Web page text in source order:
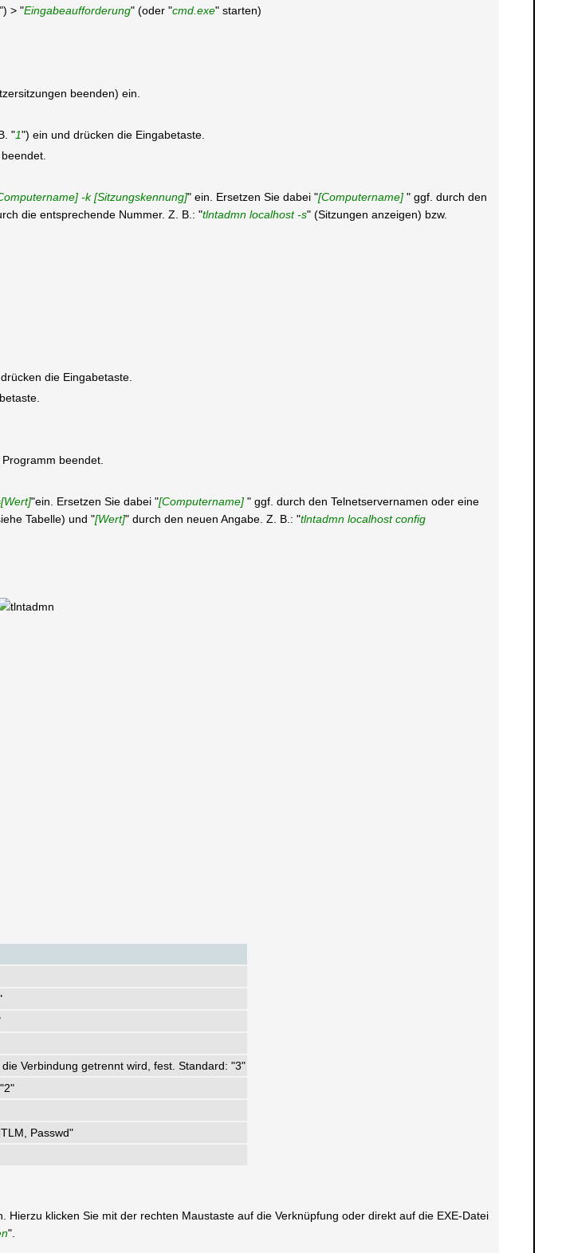
") > "Eingabeaufforderung" (oder "cmd.exe" starten)
beenden) ein.
"1") ein und drücken die Eingabetaste.
-k [Sitzungskennung]" ein. Ersetzen Sie dabei "[Computername] " ggf. durch den
die entsprechende Nummer. Z. B.: "tlntadmn localhost -s" (Sitzungen anzeigen) bzw.
die Eingabetaste.
beendet.
"ein. Ersetzen Sie dabei "[Computername] " ggf. durch den Telnetservernamen oder eine
Tabelle) und "[Wert]" durch den neuen Angabe. Z. B.: "tlntadmn localhost config
Verbindung getrennt wird, fest. Standard: "3"
Passwd"
klicken Sie mit der rechten Maustaste auf die Verknüpfung oder direkt auf die EXE-Datei
".